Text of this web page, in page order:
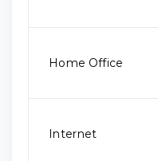
Home Office
Internet